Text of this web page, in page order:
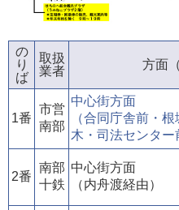
の
り
ば
取扱
業者
方面
1番
市営
南部
中心街方面
（合同庁舎前・
木・司法センター
2番
南部
十鉄
中心街方面
（内舟渡経由）